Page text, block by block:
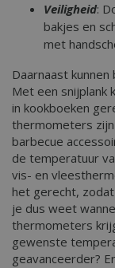
Veiligheid:
bakjes en
met
Daarnaast
Met een snijplank
in kookboeken
thermometers
barbecue
de temperatuur
vis- en
het gerecht,
je dus weet
thermometers
gewenste
geavanceerder?